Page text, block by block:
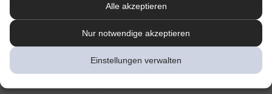
Alle akzeptieren
Nur notwendige akzeptieren
Einstellungen verwalten
Sonnenstich, Hitzeerschöpfung und
Hitzschlag: Was ist das eigentlich?
Grad oder einfach nur die drückende Hitze in der Stadt:
Hitzeerkrankungen können mitunter lebensbedrohlich sein.